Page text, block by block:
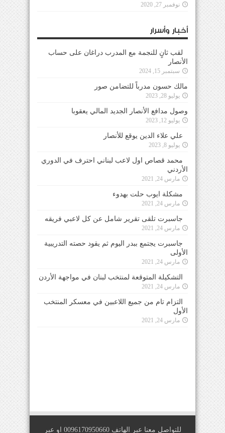
نوفمبر 27, 2020
أخبار وأسرار
لقب ثانٍ للنجمة مع المدرب دراغان على حساب
الأنصار
سبتمبر 15, 2024
مالك حسون مدرباً للتضامن صور
يوليو 28, 2023
وصول مدافع الأنصار الجديد المالي يعقوبا
يوليو 12, 2023
علي علاء الدين يوقع للأنصار
يوليو 8, 2023
محمد قصاص اول لاعب لبناني احترف في الدوري
الأردني
مارس 24, 2021
مشكلة ايوب حلت بهدوء
مارس 24, 2021
جاسبرت تلقى تقرير شامل عن كل لاعبي فريقه
مارس 24, 2021
جاسبرت يجتمع ببدر اليوم ثم يقود حصته التدريبية
الأولى
مارس 24, 2021
التشكيلة المتوقعة لمنتخب لبنان في مواجهة الأردن
مارس 24, 2021
التزام تام من جميع اللاعبين في معسكر المنتخب
الأول
مارس 24, 2021
للتواصل معنا عبر الهاتف 0096170950660 او عبر